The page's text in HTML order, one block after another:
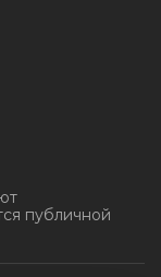
публичной